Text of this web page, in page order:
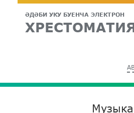
ӘДӘБИ УКУ БУЕНЧА ЭЛЕКТРОН
Музыка